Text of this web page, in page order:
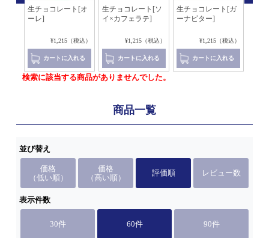
生チョコレート[オ
ーレ]
¥1,215（税込）
カートに入れる
生チョコレート[ソ
イ×カフェラテ]
¥1,215（税込）
カートに入れる
生チョコレート[ガ
ーナビター]
¥1,215（税込）
カートに入れる
検索に該当する商品がありませんでした。
商品一覧
並び替え
価格
（低い順）
価格
（高い順）
評価順 レビュー数
表示件数
30件 60件 90件